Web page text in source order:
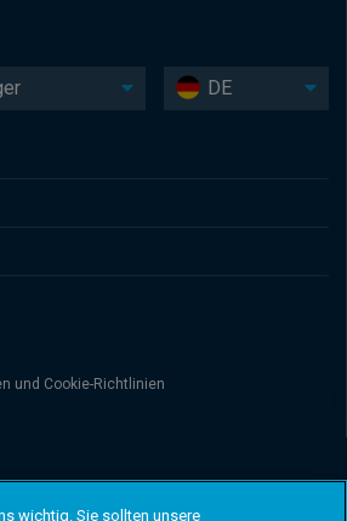
DE
und Cookie-Richtlinien
(Luxembourg), No. B 110242 and/or
wichtig. Sie sollten unsere